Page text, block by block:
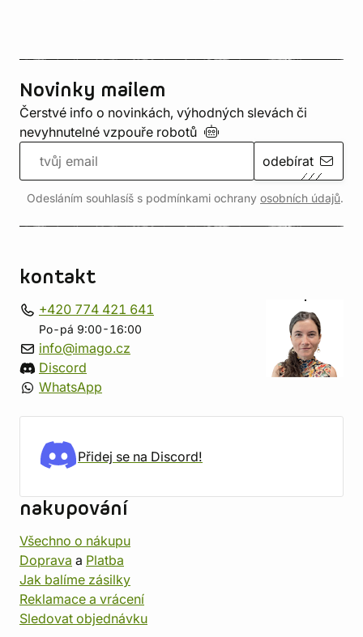
Novinky mailem
Čerstvé info o novinkách, výhodných slevách či
nevyhnutelné vzpouře robotů
odebírat
Odesláním souhlasíš s podmínkami ochrany osobních údajů.
kontakt
+420 774 421 641
Po-pá 9:00-16:00
info@imago.cz
Discord
WhatsApp
Přidej se na Discord!
nakupování
Všechno o nákupu
Doprava a Platba
Jak balíme zásilky
Reklamace a vrácení
Sledovat objednávku